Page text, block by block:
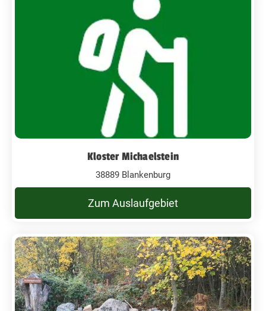
Kloster Michaelstein
38889 Blankenburg
Zum Auslaufgebiet